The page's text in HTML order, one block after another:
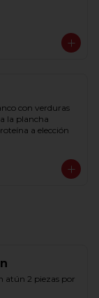
con verduras
la plancha
a elección
atún 2 piezas por